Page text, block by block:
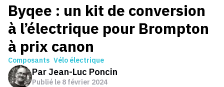
Byqee : un kit de conversion
à l’électrique pour Brompton
à prix canon
Composants Vélo électrique
ParJean-Luc Poncin
Publié le 8 février 2024